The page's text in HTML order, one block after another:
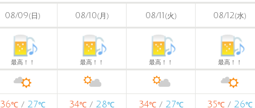
08/09(日) 08/10(月) 08/11 (火) 08/12(水)
最高！！ 最高！！ 最高！！ 最高！！
36℃ / 27℃ 34℃ / 28℃ 34℃/ 27℃ 35℃ / 26℃